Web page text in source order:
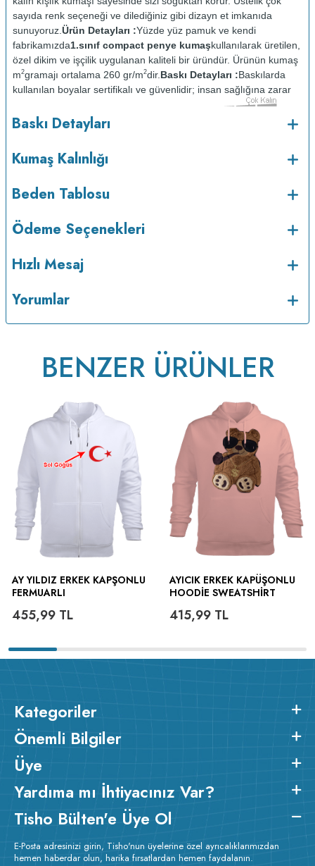
sayıda renk seçeneği ve dilediğiniz gibi dizayn et imkanıda
sunuyoruz. Ürün Detayları :Yüzde yüz pamuk ve kendi
fabrikamızda1.sınıf compact penye kumaşkullanılarak üretilen,
özel dikim ve işçilik uygulanan kaliteli bir üründür. Ürünün kumaş
m2gramajı ortalama 260 gr/m2dir. Baskı Detayları :Baskılarda
kullanılan boyalar sertifikalı ve güvenlidir; insan sağlığına zarar
vermez.
Kumaş Kalınlığı :
Bakım : Kısa programda maksimum 30
kurutulmaz.Orta ısıda ve tersten ütülenir.
Baskı Detayları
Kumaş Kalınlığı
Beden Tablosu
Ödeme Seçenekleri
Hızlı Mesaj
Yorumlar
BENZER ÜRÜNLER
AY YILDIZ ERKEK KAPŞONLU
FERMUARLI
455,99 TL
AYICIK ERKEK KAPÜŞONLU
HOODIE SWEATSHIRT
415,99TL
Kategoriler
Önemli Bilgiler
Üye
Yardıma mı İhtiyacınız Var?
Tisho Bülten'e Üye Ol
E-Posta adresinizi girin, Tisho'nun üyelerine özel ayrıcalıklarımızdan
hemen haberdar olun, harika fırsatlardan hemen faydalanın.